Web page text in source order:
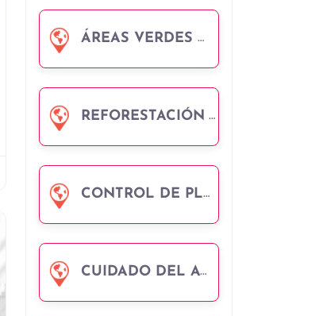
ÁREAS VERDES O JARDINES: MANTENIMIENTO Y MEJORA.
REFORESTACIÓN
CONTROL DE PLAGAS
CUIDADO DEL AGUA
Favorito